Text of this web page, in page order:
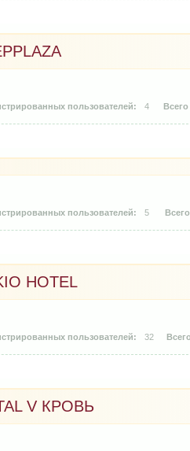
4
5
HOTEL
32
V КРОВЬ